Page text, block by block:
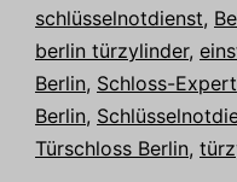
schlüsselnotdienst,
berlin türzylinder,
Berlin, Schloss-Expert
Berlin,
Türschloss Berlin,